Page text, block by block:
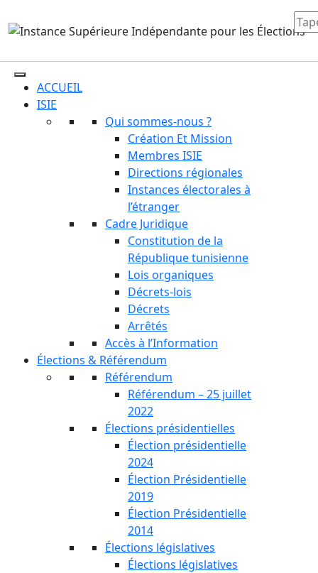
ACCUEIL
ISIE
Qui sommes-nous ?
Création Et Mission
Membres ISIE
Directions régionales
Instances électorales à
l’étranger
Cadre Juridique
Constitution de la
République tunisienne
Lois organiques
Décrets-lois
Décrets
Arrêtés
Accès à l’Information
Élections & Référendum
Référendum
Référendum – 25 juillet
2022
Élections présidentielles
Élection présidentielle
2024
Élection Présidentielle
2019
Élection Présidentielle
2014
Élections législatives
Élections législatives